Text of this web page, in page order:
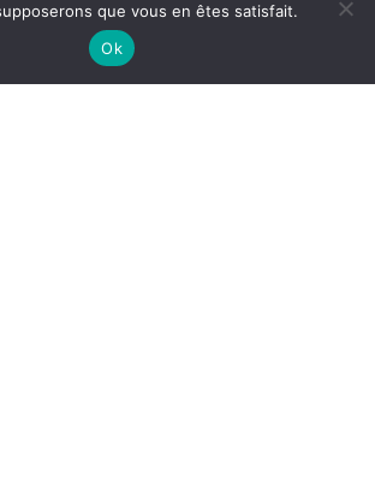
que vous en êtes satisfait.
Ok